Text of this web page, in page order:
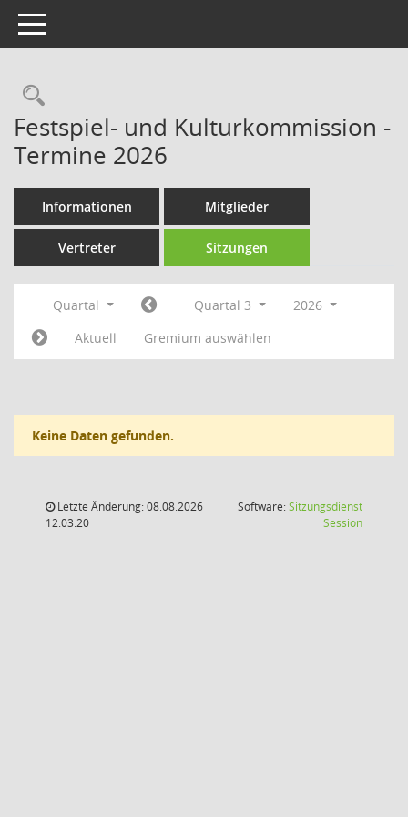
Toggle navigation
Rechercheauswahl
Festspiel- und Kulturkommission -
Termine 2026
Informationen Mitglieder
Vertreter Sitzungen
Quartal Quartal 3
2026
Aktuell
Gremium auswählen
Keine Daten gefunden.
Letzte Änderung: 08.08.2026
12:03:20
Software:Sitzungsdienst
Session(Wird in